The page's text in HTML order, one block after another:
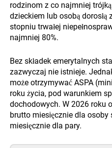
rodzinom z co najmniej
dzieckiem lub osobą dorosłą
stopniu trwałej
najmniej 80%.
Bez składek emerytalnych
zazwyczaj nie istnieje.
może otrzymywać ASPA
roku życia, pod warunkiem
dochodowych. W 2026 roku
brutto miesięcznie dla
miesięcznie dla pary.